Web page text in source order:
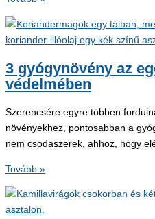
segítenek
ellazulni
és
egészséggel
ajándékoznak
meg
3 gyógynövény az
védelmében
Szerencsére egyre többen
növényekhez, pontosabban a
nem csodaszerek, ahhoz, hogy
3
gyógynövény
az
egészségünk
Tovább »